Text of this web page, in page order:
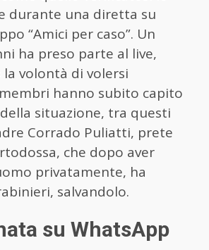
durante una diretta su
“Amici per caso”. Un
ha preso parte al live,
volontà di volersi
hanno subito capito
situazione, tra questi
Corrado Puliatti, prete
che dopo aver
privatamente, ha
salvandolo.
su WhatsApp